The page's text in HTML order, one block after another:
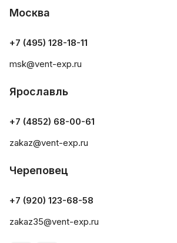
Москва
+7 (495) 128-18-11
msk@vent-exp.ru
Ярославль
+7 (4852) 68-00-61
zakaz@vent-exp.ru
Череповец
+7 (920) 123-68-58
zakaz35@vent-exp.ru